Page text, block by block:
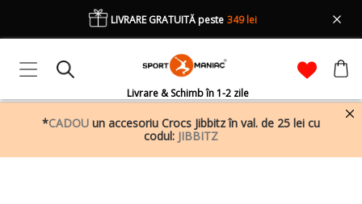
Livrare & Schimb în 1-2 zile
LIVRARE GRATUITĂ peste 349 lei
*CADOU un accesoriu Crocs Jibbitz în val. de 25 lei cu
codul: JIBBITZ